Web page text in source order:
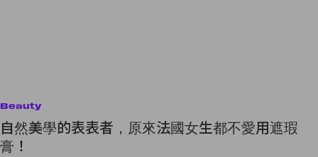
Beauty
自然美學的表表者，原來法國女生都不愛用遮瑕
膏！